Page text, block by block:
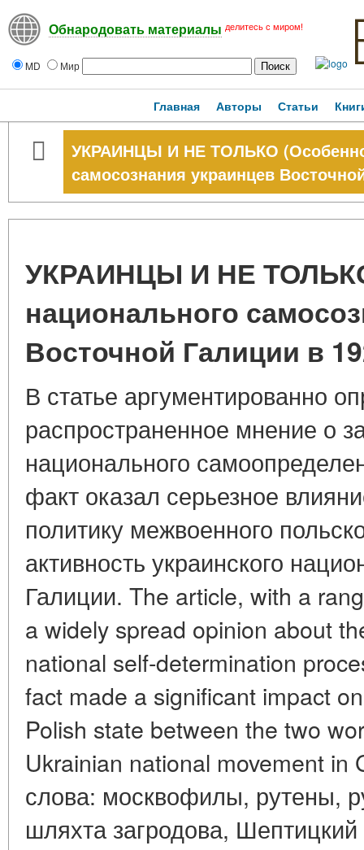
Обнародовать материалы делитесь с миром!
MD Мир
Главная Авторы Статьи
УКРАИНЦЫ И НЕ ТОЛЬКО
самосознания украинцев
УКРАИНЦЫ И НЕ
национального
Восточной Галиции в
В статье аргументированно
распространенное мнение о
национального
факт оказал серьезное
политику межвоенного
активность украинского
Галиции. The article, with a
a widely spread opinion about
national self-determination
fact made a significant impact
Polish state between the two
Ukrainian national movement
слова: москвофилы, рутены,
шляхта загродова,